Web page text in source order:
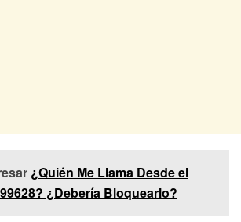
¿Quién Me Llama Desde el
¿Debería Bloquearlo?